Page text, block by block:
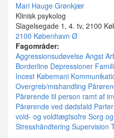
Mari Hauge Grønkjær
Klinisk psykolog
Slagelsegade 1, 4. tv, 2100
2100 København Ø
Fagområder:
Aggressionsudøvelse Angst
Borderline Depressioner
Incest Købemani
Overgreb/mishandling
Pårørende til person ramt af
Pårørende ved dødsfald
vold- og voldtægtsofre Sorg
Stresshåndtering Supervision